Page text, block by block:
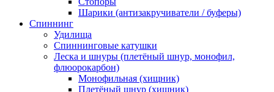
Шарики (антизакручиватели / буферы)
Спиннинг
Удилища
Спиннинговые катушки
Леска и шнуры (плетёный шнур, монофил,
флюорокарбон)
Монофильная (хищник)
Плетёный шнур (хищник)